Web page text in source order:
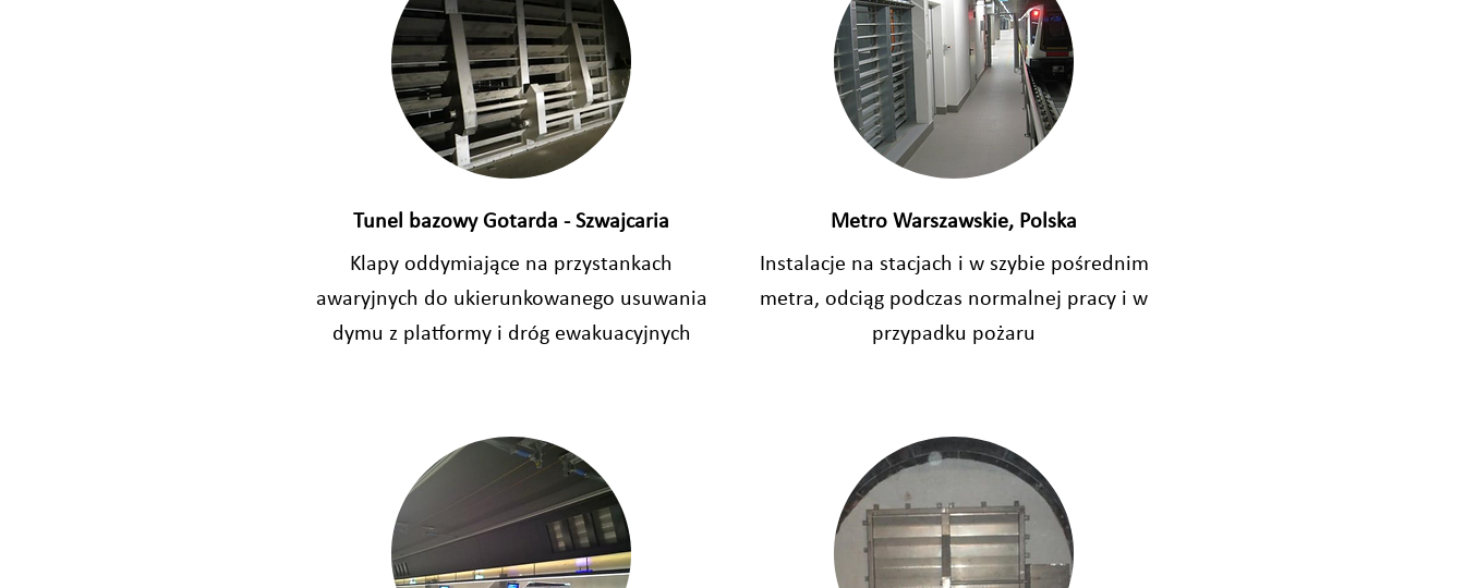
Tunel bazowy Gotarda - Szwajcaria
Klapy oddymiające na przystankach
awaryjnych do ukierunkowanego usuwania
dymu z platformy i dróg ewakuacyjnych
Metro Warszawskie, Polska
Instalacje na stacjach i w szybie pośrednim
metra, odciąg podczas normalnej pracy i w
przypadku pożaru